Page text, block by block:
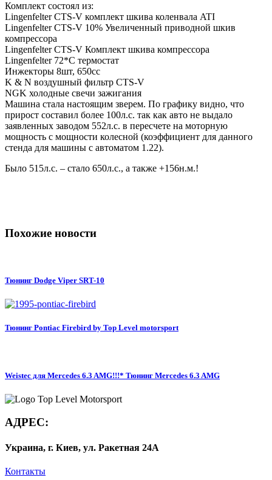
Комплект состоял из:
Lingenfelter CTS-V комплект шкива коленвала ATI
Lingenfelter CTS-V 10% Увеличенный приводной шкив
компрессора
Lingenfelter CTS-V Комплект шкива компрессора
Lingenfelter 72*С термостат
Инжекторы 8шт, 650сс
K & N воздушный фильтр CTS-V
NGK холодные свечи зажигания
Машина стала настоящим зверем. По графику видно, что
прирост составил более 100л.с. так как авто не выдало
заявленных заводом 552л.с. в пересчете на моторную
мощность с мощности колесной (коэффициент для данного
стенда для машины с автоматом 1.22).
Было 515л.с. – стало 650л.с., а также +156н.м.!
Похожие новости
Тюнинг Dodge Viper SRT-10
Тюнинг Pontiac Firebird by Top Level motorsport
Weistec для Mercedes 6.3 AMG!!!* Тюнинг Mercedes 6.3 AMG
АДРЕС:
Украина, г. Киев, ул. Ракетная 24А
Контакты